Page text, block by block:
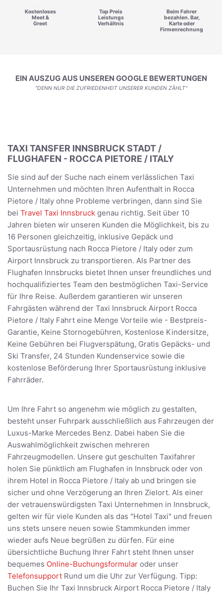
Kostenloses
Meet &
Greet
Top Preis
Leistungs
Verhältnis
Beim Fahrer
bezahlen. Bar,
Karte oder
Firmenrechnung
EIN AUSZUG AUS UNSEREN GOOGLE BEWERTUNGEN
"DENN NUR DIE ZUFRIEDENHEIT UNSERER KUNDEN ZÄHLT"
TAXI TANSFER INNSBRUCK STADT /
FLUGHAFEN - ROCCA PIETORE / ITALY
Sie sind auf der Suche nach einem verlässlichen Taxi
Unternehmen und möchten Ihren Aufenthalt in Rocca
Pietore / Italy ohne Probleme verbringen, dann sind Sie
bei Travel Taxi Innsbruck genau richtig. Seit über 10
Jahren bieten wir unseren Kunden die Möglichkeit, bis zu
16 Personen gleichzeitig, inklusive Gepäck und
Sportausrüstung nach Rocca Pietore / Italy oder zum
Airport Innsbruck zu transportieren. Als Partner des
Flughafen Innsbrucks bietet Ihnen unser freundliches und
hochqualifiziertes Team den bestmöglichen Taxi-Service
für Ihre Reise. Außerdem garantieren wir unseren
Fahrgästen während der Taxi Innsbruck Airport Rocca
Pietore / Italy Fahrt eine Menge Vorteile wie - Bestpreis-
Garantie, Keine Stornogebühren, Kostenlose Kindersitze,
Keine Gebühren bei Flugverspätung, Gratis Gepäcks- und
Ski Transfer, 24 Stunden Kundenservice sowie die
kostenlose Beförderung Ihrer Sportausrüstung inklusive
Fahrräder.
Um Ihre Fahrt so angenehm wie möglich zu gestalten,
besteht unser Fuhrpark ausschließlich aus Fahrzeugen der
Luxus-Marke Mercedes Benz. Dabei haben Sie die
Auswahlmöglichkeit zwischen mehreren
Fahrzeugmodellen. Unsere gut geschulten Taxifahrer
holen Sie pünktlich am Flughafen in Innsbruck oder von
ihrem Hotel in Rocca Pietore / Italy ab und bringen sie
sicher und ohne Verzögerung an Ihren Zielort. Als einer
der vetrauenswürdigsten Taxi Unternehmen in Innsbruck,
gelten wir für viele Kunden als das "Hotel Taxi" und freuen
uns stets unsere neuen sowie Stammkunden immer
wieder aufs Neue begrüßen zu dürfen. Für eine
übersichtliche Buchung Ihrer Fahrt steht Ihnen unser
bequemes Online-Buchungsformular oder unser
Telefonsupport Rund um die Uhr zur Verfügung. Tipp:
Buchen Sie Ihr Taxi Innsbruck Airport Rocca Pietore / Italy